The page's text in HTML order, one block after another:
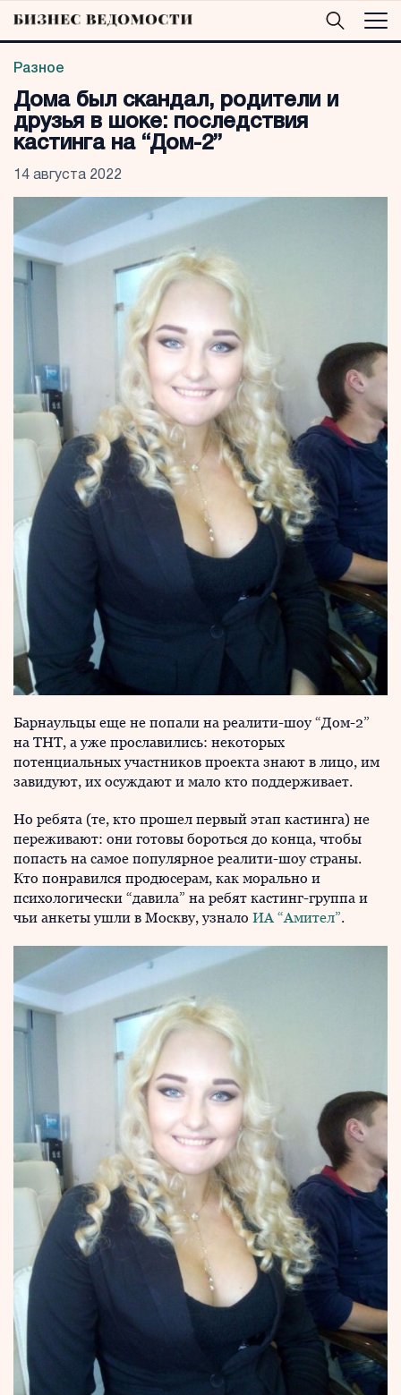
Разное
Дома был скандал, родители и
друзья в шоке: последствия
кастинга на “Дом-2”
14 августа 2022
Барнаульцы еще не попали на реалити-шоу “Дом-2”
на ТНТ, а уже прославились: некоторых
потенциальных участников проекта знают в лицо, им
завидуют, их осуждают и мало кто поддерживает.
Но ребята (те, кто прошел первый этап кастинга) не
переживают: они готовы бороться до конца, чтобы
попасть на самое популярное реалити-шоу страны.
Кто понравился продюсерам, как морально и
психологически “давила” на ребят кастинг-группа и
чьи анкеты ушли в Москву, узнало ИА “Амител”.